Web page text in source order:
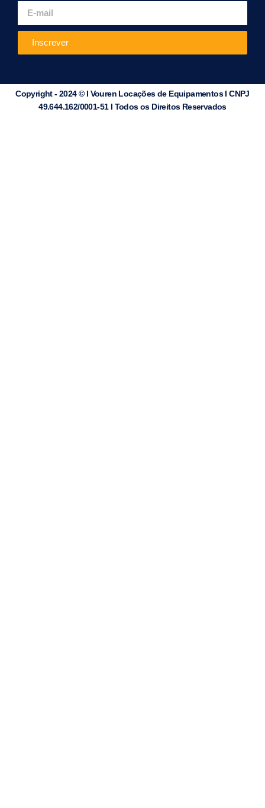
Inscrever
Copyright - 2024 © I Vouren Locações de Equipamentos I CNPJ
49.644.162/0001-51 I Todos os Direitos Reservados